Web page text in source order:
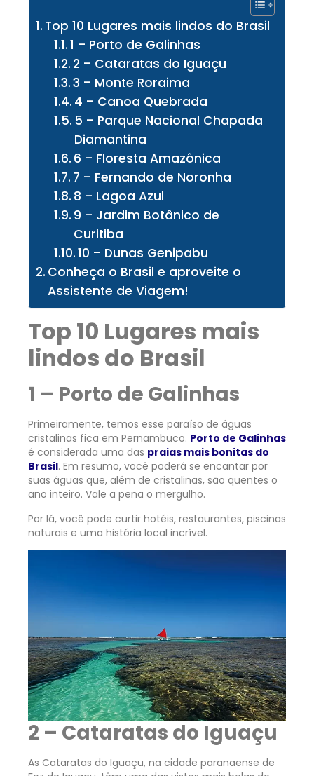
Top 10 Lugares mais lindos do Brasil
1 – Porto de Galinhas
2 – Cataratas do Iguaçu
3 – Monte Roraima
4 – Canoa Quebrada
5 – Parque Nacional Chapada
Diamantina
6 – Floresta Amazônica
7 – Fernando de Noronha
8 – Lagoa Azul
9 – Jardim Botânico de
Curitiba
10 – Dunas Genipabu
Conheça o Brasil e aproveite o
Assistente de Viagem!
Top 10 Lugares mais
lindos do Brasil
1 – Porto de Galinhas
Primeiramente, temos esse paraíso de águas
cristalinas fica em Pernambuco. Porto de Galinhas
é considerada uma das praias mais bonitas do
Brasil. Em resumo, você poderá se encantar por
suas águas que, além de cristalinas, são quentes o
ano inteiro. Vale a pena o mergulho.
Por lá, você pode curtir hotéis, restaurantes, piscinas
naturais e uma história local incrível.
2 – Cataratas do Iguaçu
As Cataratas do Iguaçu, na cidade paranaense de